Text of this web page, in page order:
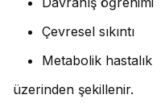
Çevresel sıkıntı
Metabolik hastalık
üzerinden şekillenir.